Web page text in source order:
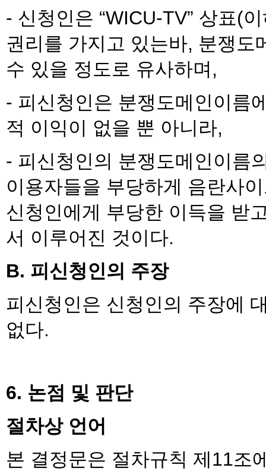
- 신청인은 “WICU-TV” 상표(
권리를 가지고 있는바, 분쟁도
수 있을 정도로 유사하며,
- 피신청인은 분쟁도메인이름
적 이익이 없을 뿐 아니라,
- 피신청인의 분쟁도메인이름
이용자들을 부당하게 음란사
신청인에게 부당한 이득을 받
서 이루어진 것이다.
B. 피신청인의 주장
피신청인은 신청인의 주장에
없다.
6. 논점 및 판단
절차상 언어
본 결정문은 절차규칙 제11조